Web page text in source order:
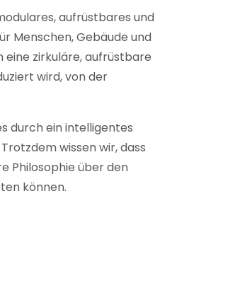
aufrüstbares und
Menschen, Gebäude und
eine zirkuläre, aufrüstbare
wird, von der
durch ein intelligentes
wissen wir, dass
Philosophie über den
können.